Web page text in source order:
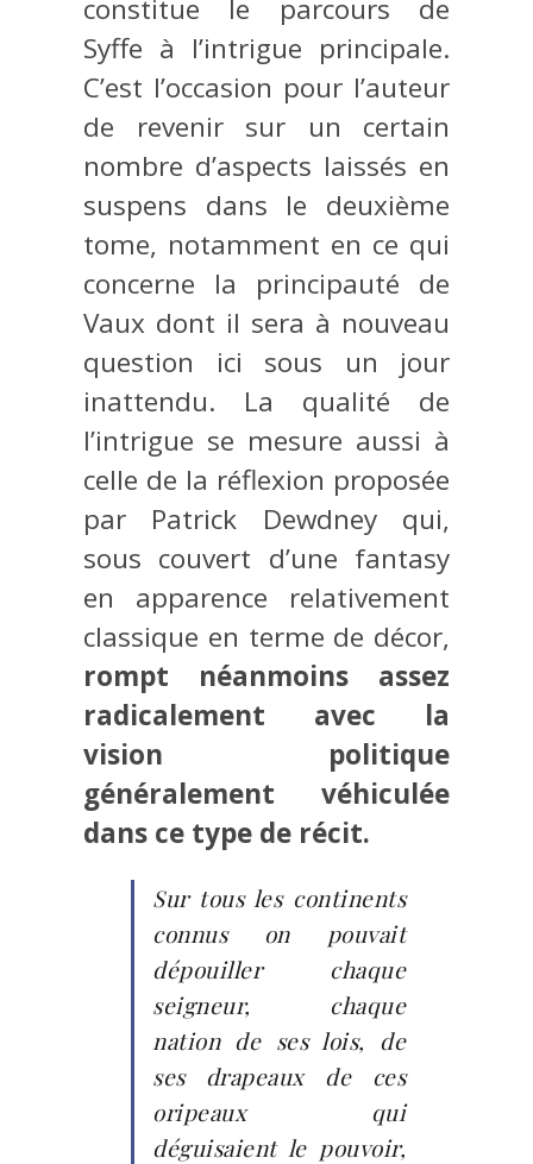
constitue le parcours de
Syffe à l’intrigue principale.
C’est l’occasion pour l’auteur
de revenir sur un certain
nombre d’aspects laissés en
suspens dans le deuxième
tome, notamment en ce qui
concerne la principauté de
Vaux dont il sera à nouveau
question ici sous un jour
inattendu. La qualité de
l’intrigue se mesure aussi à
celle de la réflexion proposée
par Patrick Dewdney qui,
sous couvert d’une fantasy
en apparence relativement
classique en terme de décor,
rompt néanmoins assez
radicalement avec la
vision politique
généralement véhiculée
dans ce type de récit.
Sur tous les continents
connus on pouvait
dépouiller chaque
seigneur, chaque
nation de ses lois, de
ses drapeaux de ces
oripeaux qui
déguisaient le pouvoir,